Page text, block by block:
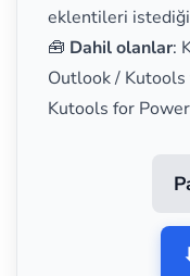
eklentileri
🧰 Dahil olanlar:
Outlook /
Kutools for